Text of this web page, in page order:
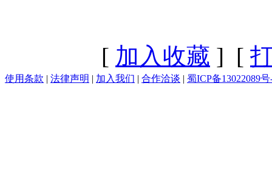
[ 加入收藏 ] [
使用条款 | 法律声明 | 加入我们 | 合作洽谈 | 蜀ICP备13022089号